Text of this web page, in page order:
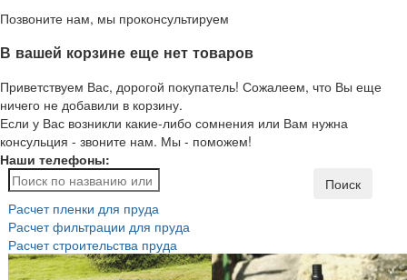
Позвоните нам, мы проконсультируем
В вашей корзине еще нет товаров
Приветствуем Вас, дорогой покупатель! Сожалеем, что Вы еще
ничего не добавили в корзину.
Если у Вас возникли какие-либо сомнения или Вам нужна
консульция - звоните нам. Мы - поможем!
Наши телефоны:
Поиск
Расчет пленки для пруда
Расчет фильтрации для пруда
Расчет строительства пруда